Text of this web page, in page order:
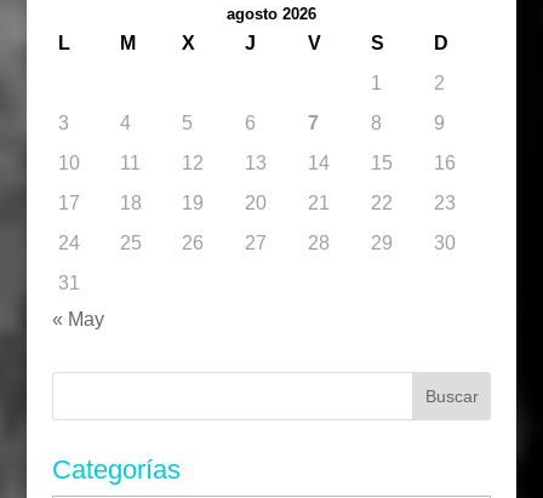
agosto 2026
L M X J V S
D
1
2
3
4 5 6 7 8
9
10
11 12 13 14 15
16
17
18 19 20 21 22
23
24
25 26 27 28 29
30
31
« May
Buscar:
Categorías